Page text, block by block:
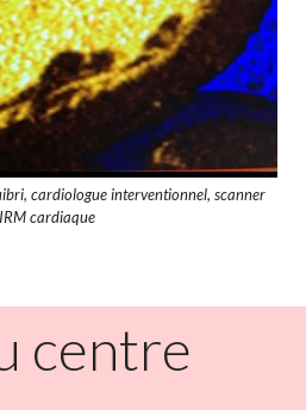
cardiologue interventionnel, scanner
cardiaque
centre